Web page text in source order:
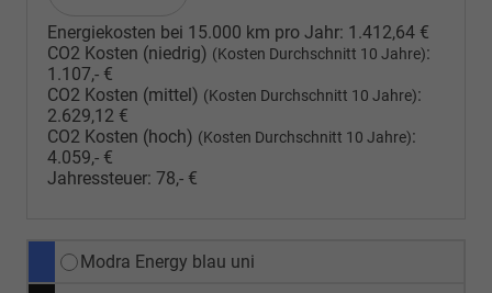
Energiekosten bei 15.000 km pro Jahr: 1.412,64 €
CO2 Kosten (niedrig) (Kosten Durchschnitt 10 Jahre):
1.107,- €
CO2 Kosten (mittel) (Kosten Durchschnitt 10 Jahre):
2.629,12 €
CO2 Kosten (hoch) (Kosten Durchschnitt 10 Jahre):
4.059,- €
Jahressteuer: 78,- €
Modra Energy blau uni